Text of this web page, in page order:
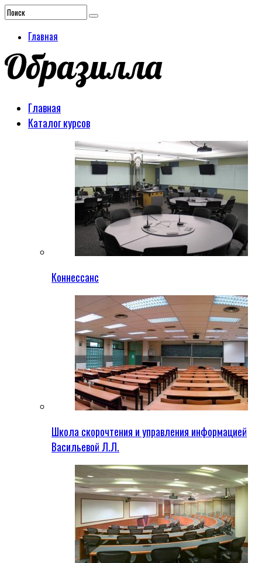
Главная
Главная
Каталог курсов
Коннессанс
Школа скорочтения и управления информацией
Васильевой Л.Л.